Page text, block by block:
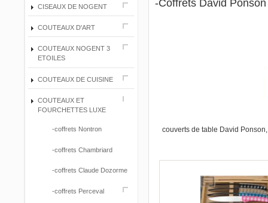
CISEAUX DE NOGENT
COUTEAUX D'ART
COUTEAUX NOGENT 3
ETOILES
COUTEAUX DE CUISINE
COUTEAUX ET
FOURCHETTES LUXE
-coffrets Nontron
-coffrets Chambriard
-coffrets Claude Dozorme
-coffrets Perceval
-coffrets David Ponson
couverts de table David